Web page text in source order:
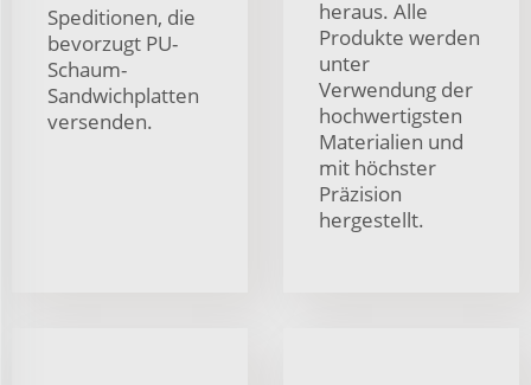
Speditionen, die
bevorzugt PU-
Schaum-
Sandwichplatten
versenden.
heraus. Alle
Produkte werden
unter
Verwendung der
hochwertigsten
Materialien und
mit höchster
Präzision
hergestellt.